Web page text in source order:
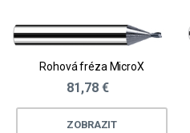
Rohová fréza MicroX
81,78 €
ZOBRAZIT